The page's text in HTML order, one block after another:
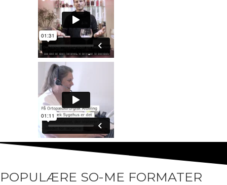
POPULÆRE SO-ME FORMATER